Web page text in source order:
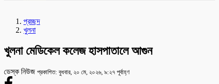
প্রচ্ছদ
খুলনা
খুলনা মেডিকেল কলেজ হাসপাতালে আগুন
ডেস্ক নিউজ প্রকাশিত: বুধবার, ২০ মে, ২০২৬, ৯:২৭ পূর্বাহ্ণ